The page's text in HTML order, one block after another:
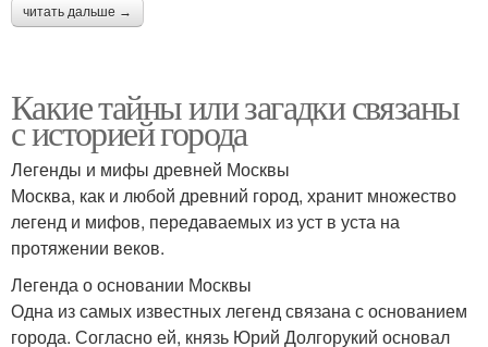
читать дальше →
Какие тайны или загадки связаны
с историей города
Легенды и мифы древней Москвы
Москва, как и любой древний город, хранит множество
легенд и мифов, передаваемых из уст в уста на
протяжении веков.
Легенда о основании Москвы
Одна из самых известных легенд связана с основанием
города. Согласно ей, князь Юрий Долгорукий основал